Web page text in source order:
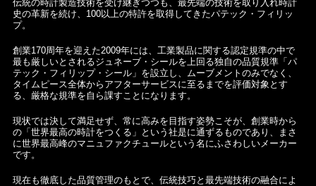
伝統の時計製造技術を受け継ぎつつも、最先端の技術を取り入れ時計
史の革新を続け、100以上の特許を取得してきたパテック・フィリッ
プ。
創業170周年を迎えた2009年には、工業製品に関する認定規準の中で
最も厳しいとされるジュネーブ・シールを上回る独自の品質規準「パ
テック・フィリップ・シール」を設立し、ムーブメントのみでなく、
タイムピース全体からアフターサービスに至るまでを評価対象とす
る、厳格な規準を自ら課すことになります。
現状では決して満足せず、常に高みを目指す姿勢こそが、創業時から
の「世界最高の時計をつくる」という社是に通ずるものであり、まさ
に世界最高峰のマニュファクチュールという名にふさわしいメーカー
です。
現在も徹底した品質管理のもとで、伝統技巧と最先端技術の融合によ